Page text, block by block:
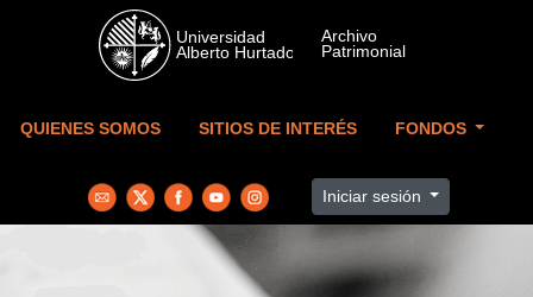
Skip to main content
QUIENES SOMOS SITIOS DE INTERÉS FONDOS
Iniciar sesión